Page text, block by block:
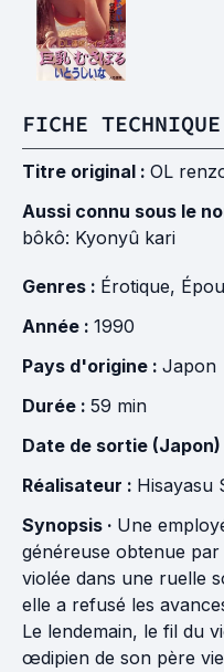
FICHE TECHNIQUE
Titre original : OL
Aussi connu sous le
bôkô: Kyonyû kari
Genres : Érotique,
Année : 1990
Pays d'origine : Japon
Durée : 59 min
Date de sortie (Japon)
Réalisateur : Hisayasu
Synopsis · Une
généreuse obtenue
violée dans une ruelle
elle a refusé les
Le lendemain, le fil du
œdipien de son père